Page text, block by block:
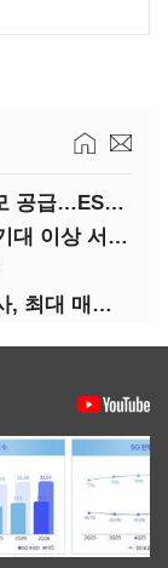
포스코퓨처엠, LFP 양극재 첫 대규모 공급…ESS 시장 공략
트리니티항공 출범…“합리적 가격·기대 이상 서비스로 승부”
고부가 타이어가 갈랐다…타이어 3사, 최대 매출에도 영업익 희비